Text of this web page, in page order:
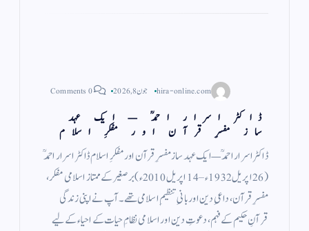
hira-online.com جون 8, 2026 0 Comments
ڈاکٹر اسرار احمدؒ — ایک عہد
ساز مفسرِ قرآن اور مفکرِ اسلام
ڈاکٹر اسرار احمدؒ — ایک عہد ساز مفسرِ قرآن اور مفکرِ اسلام ڈاکٹر اسرار احمدؒ
(26 اپریل 1932ء – 14 اپریل 2010ء) برصغیر کے ممتاز اسلامی مفکر،
مفسرِ قرآن، داعیِ دین اور بانیِ تنظیمِ اسلامی تھے۔ آپ نے اپنی زندگی
قرآنِ حکیم کے فہم، دعوتِ دین اور اسلامی نظامِ حیات کے احیاء کے لیے